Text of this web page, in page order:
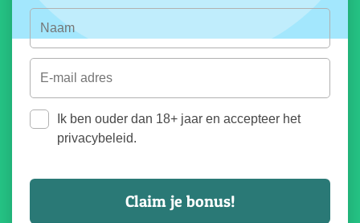
Ik ben ouder dan 18+ jaar en accepteer het
privacybeleid.